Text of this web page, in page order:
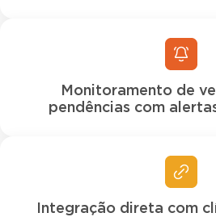
Monitoramento de
pendências com
Integração direta com